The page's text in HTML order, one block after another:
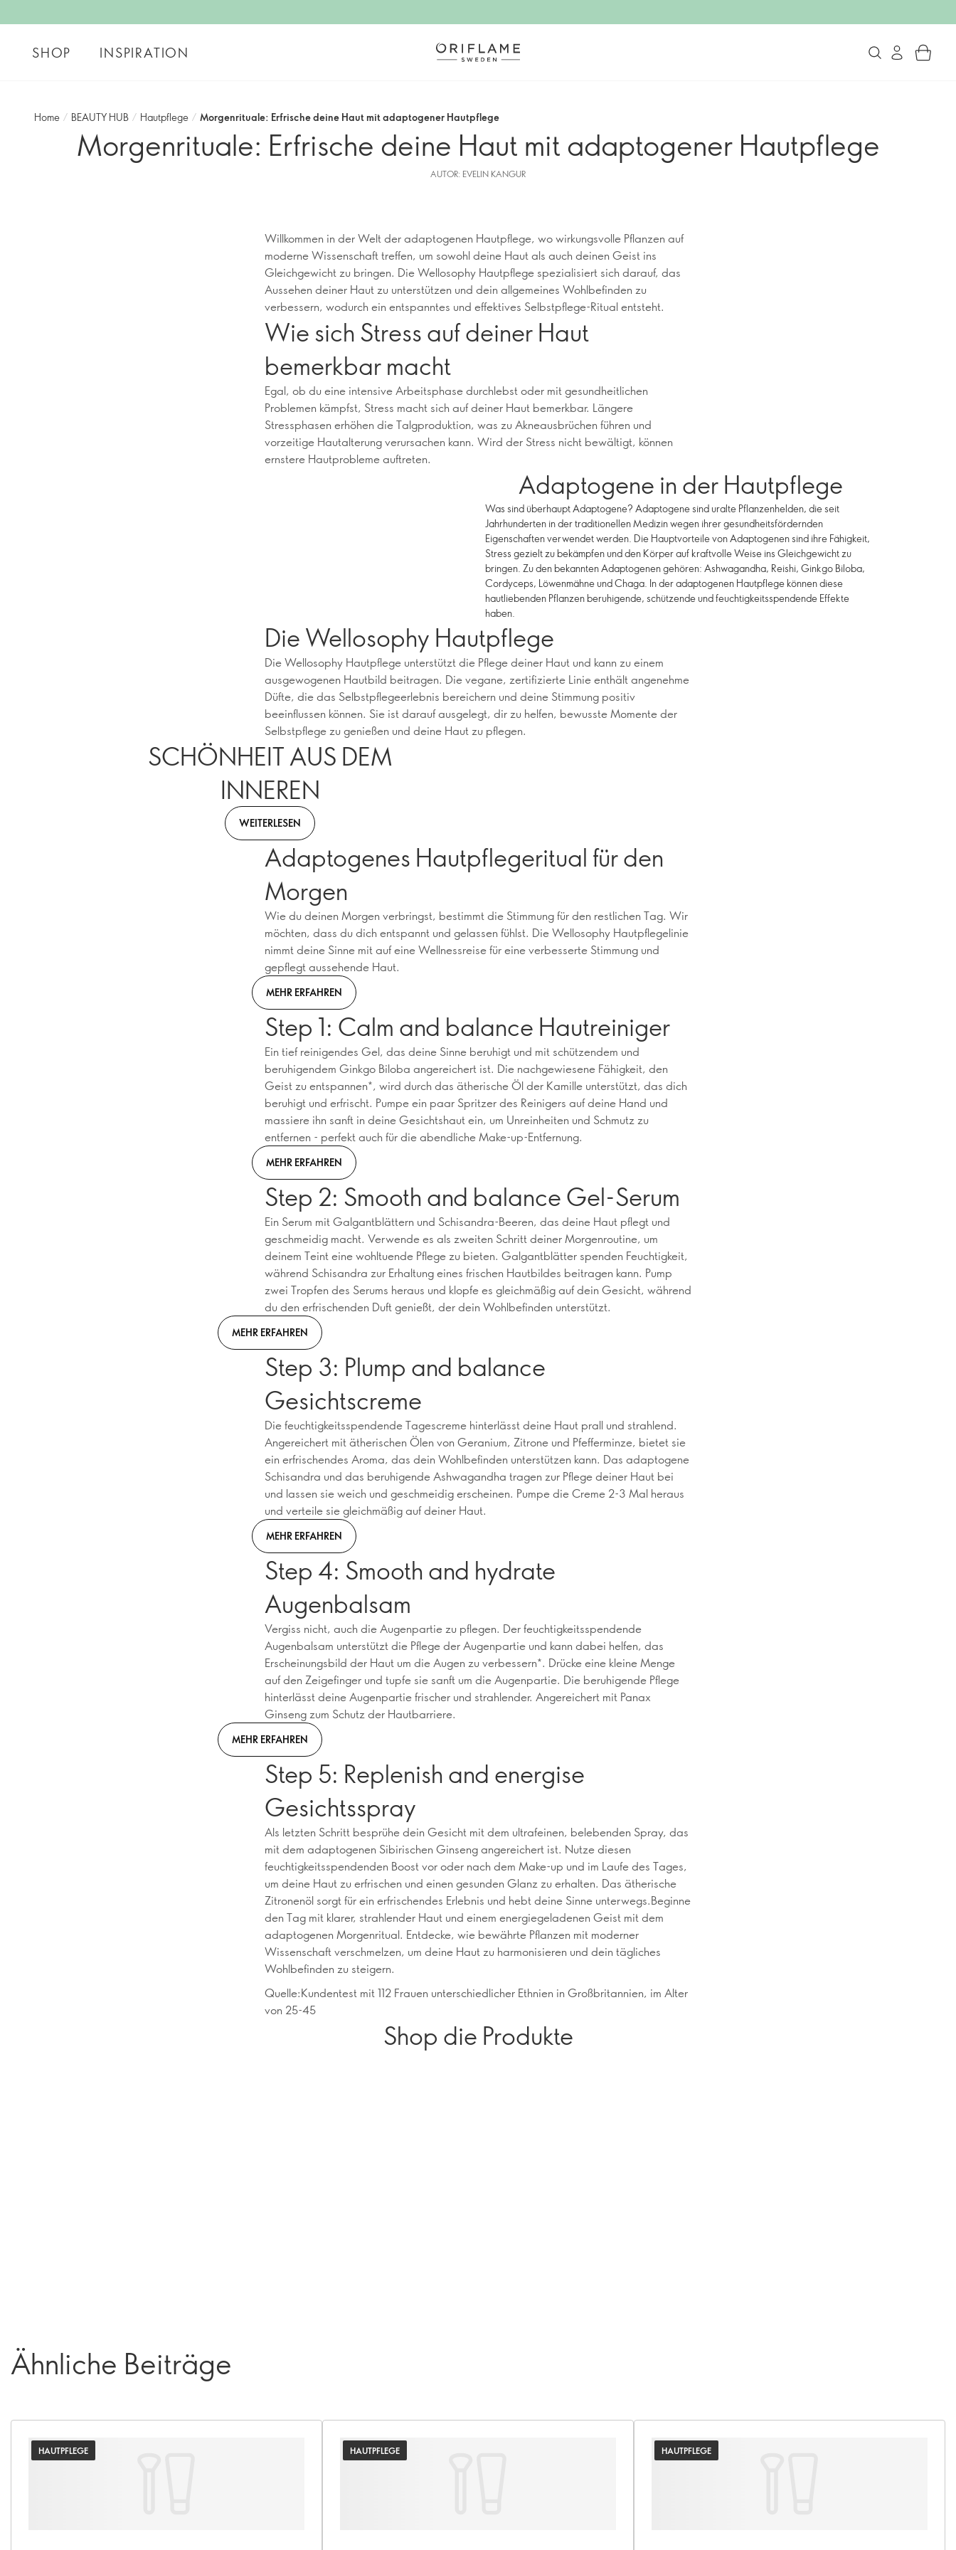
SHOP INSPIRATION
Home / BEAUTY HUB / Hautpflege / Morgenrituale: Erfrische deine Haut mit adaptogener Hautpflege
Morgenrituale: Erfrische deine Haut mit adaptogener Hautpflege
AUTOR: EVELIN KANGUR
Willkommen in der Welt der adaptogenen Hautpflege, wo wirkungsvolle Pflanzen auf
moderne Wissenschaft treffen, um sowohl deine Haut als auch deinen Geist ins
Gleichgewicht zu bringen. Die Wellosophy Hautpflege spezialisiert sich darauf, das
Aussehen deiner Haut zu unterstützen und dein allgemeines Wohlbefinden zu
verbessern, wodurch ein entspanntes und effektives Selbstpflege-Ritual entsteht.
Wie sich Stress auf deiner Haut
bemerkbar macht
Egal, ob du eine intensive Arbeitsphase durchlebst oder mit gesundheitlichen
Problemen kämpfst, Stress macht sich auf deiner Haut bemerkbar. Längere
Stressphasen erhöhen die Talgproduktion, was zu Akneausbrüchen führen und
vorzeitige Hautalterung verursachen kann. Wird der Stress nicht bewältigt, können
ernstere Hautprobleme auftreten.
Adaptogene in der Hautpflege
Was sind überhaupt Adaptogene? Adaptogene sind uralte Pflanzenhelden, die seit
Jahrhunderten in der traditionellen Medizin wegen ihrer gesundheitsfördernden
Eigenschaften verwendet werden. Die Hauptvorteile von Adaptogenen sind ihre Fähigkeit,
Stress gezielt zu bekämpfen und den Körper auf kraftvolle Weise ins Gleichgewicht zu
bringen. Zu den bekannten Adaptogenen gehören: Ashwagandha, Reishi, Ginkgo Biloba,
Cordyceps, Löwenmähne und Chaga. In der adaptogenen Hautpflege können diese
hautliebenden Pflanzen beruhigende, schützende und feuchtigkeitsspendende Effekte
haben.
Die Wellosophy Hautpflege
Die Wellosophy Hautpflege unterstützt die Pflege deiner Haut und kann zu einem
ausgewogenen Hautbild beitragen. Die vegane, zertifizierte Linie enthält angenehme
Düfte, die das Selbstpflegeerlebnis bereichern und deine Stimmung positiv
beeinflussen können. Sie ist darauf ausgelegt, dir zu helfen, bewusste Momente der
Selbstpflege zu genießen und deine Haut zu pflegen.
SCHÖNHEIT AUS DEM
INNEREN
WEITERLESEN
Adaptogenes Hautpflegeritual für den
Morgen
Wie du deinen Morgen verbringst, bestimmt die Stimmung für den restlichen Tag. Wir
möchten, dass du dich entspannt und gelassen fühlst. Die Wellosophy Hautpflegelinie
nimmt deine Sinne mit auf eine Wellnessreise für eine verbesserte Stimmung und
gepflegt aussehende Haut.
MEHR ERFAHREN
Step 1: Calm and balance Hautreiniger
Ein tief reinigendes Gel, das deine Sinne beruhigt und mit schützendem und
beruhigendem Ginkgo Biloba angereichert ist. Die nachgewiesene Fähigkeit, den
Geist zu entspannen*, wird durch das ätherische Öl der Kamille unterstützt, das dich
beruhigt und erfrischt. Pumpe ein paar Spritzer des Reinigers auf deine Hand und
massiere ihn sanft in deine Gesichtshaut ein, um Unreinheiten und Schmutz zu
entfernen - perfekt auch für die abendliche Make-up-Entfernung.
MEHR ERFAHREN
Step 2: Smooth and balance Gel-Serum
Ein Serum mit Galgantblättern und Schisandra-Beeren, das deine Haut pflegt und
geschmeidig macht. Verwende es als zweiten Schritt deiner Morgenroutine, um
deinem Teint eine wohltuende Pflege zu bieten. Galgantblätter spenden Feuchtigkeit,
während Schisandra zur Erhaltung eines frischen Hautbildes beitragen kann. Pump
zwei Tropfen des Serums heraus und klopfe es gleichmäßig auf dein Gesicht, während
du den erfrischenden Duft genießt, der dein Wohlbefinden unterstützt.
MEHR ERFAHREN
Step 3: Plump and balance
Gesichtscreme
Die feuchtigkeitsspendende Tagescreme hinterlässt deine Haut prall und strahlend.
Angereichert mit ätherischen Ölen von Geranium, Zitrone und Pfefferminze, bietet sie
ein erfrischendes Aroma, das dein Wohlbefinden unterstützen kann. Das adaptogene
Schisandra und das beruhigende Ashwagandha tragen zur Pflege deiner Haut bei
und lassen sie weich und geschmeidig erscheinen. Pumpe die Creme 2-3 Mal heraus
und verteile sie gleichmäßig auf deiner Haut.
MEHR ERFAHREN
Step 4: Smooth and hydrate
Augenbalsam
Vergiss nicht, auch die Augenpartie zu pflegen. Der feuchtigkeitsspendende
Augenbalsam unterstützt die Pflege der Augenpartie und kann dabei helfen, das
Erscheinungsbild der Haut um die Augen zu verbessern*. Drücke eine kleine Menge
auf den Zeigefinger und tupfe sie sanft um die Augenpartie. Die beruhigende Pflege
hinterlässt deine Augenpartie frischer und strahlender. Angereichert mit Panax
Ginseng zum Schutz der Hautbarriere.
MEHR ERFAHREN
Step 5: Replenish and energise
Gesichtsspray
Als letzten Schritt besprühe dein Gesicht mit dem ultrafeinen, belebenden Spray, das
mit dem adaptogenen Sibirischen Ginseng angereichert ist. Nutze diesen
feuchtigkeitsspendenden Boost vor oder nach dem Make-up und im Laufe des Tages,
um deine Haut zu erfrischen und einen gesunden Glanz zu erhalten. Das ätherische
Zitronenöl sorgt für ein erfrischendes Erlebnis und hebt deine Sinne unterwegs.Beginne
den Tag mit klarer, strahlender Haut und einem energiegeladenen Geist mit dem
adaptogenen Morgenritual. Entdecke, wie bewährte Pflanzen mit moderner
Wissenschaft verschmelzen, um deine Haut zu harmonisieren und dein tägliches
Wohlbefinden zu steigern.
Quelle:Kundentest mit 112 Frauen unterschiedlicher Ethnien in Großbritannien, im Alter
von 25-45
Shop die Produkte
Ähnliche Beiträge
HAUTPFLEGE HAUTPFLEGE HAUTPFLEGE